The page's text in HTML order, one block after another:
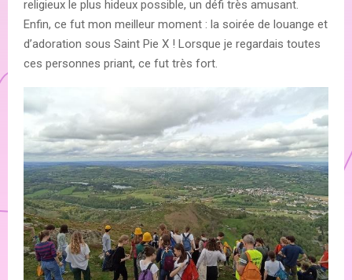
religieux le plus hideux possible, un défi très amusant.
Enfin, ce fut mon meilleur moment : la soirée de louange et
d’adoration sous Saint Pie X ! Lorsque je regardais toutes
ces personnes priant, ce fut très fort.